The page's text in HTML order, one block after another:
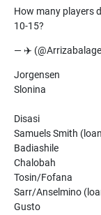
How many players
10-15?
— ✈️
Jorgensen
Slonina
Disasi
Samuels Smith
Badiashile
Chalobah
Tosin/Fofana
Sarr/Anselmino
Gusto